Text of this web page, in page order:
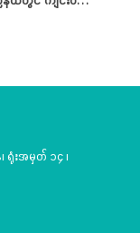
၊ ရုံးအမှတ် ၁၄ ၊